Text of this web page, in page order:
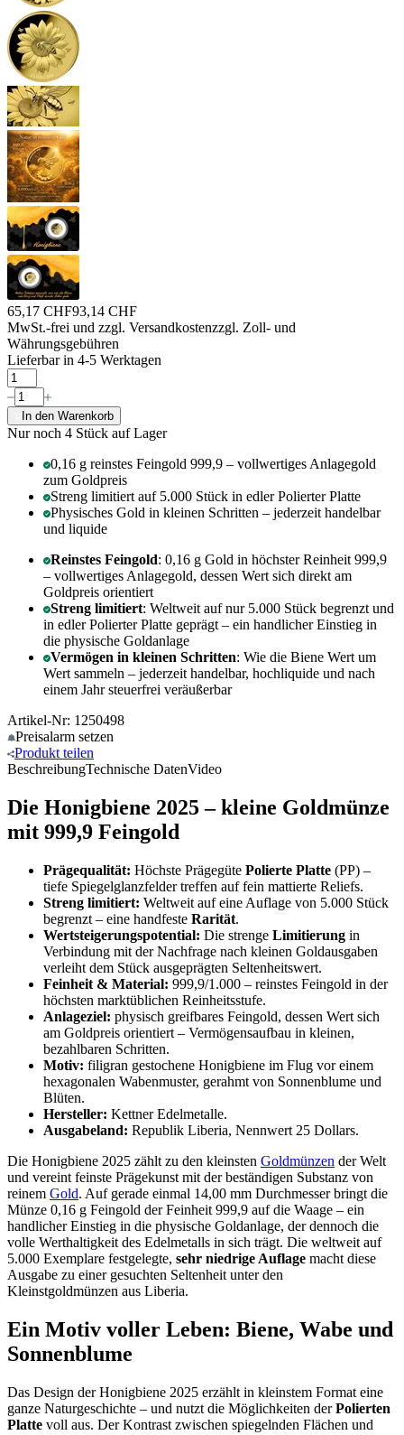
65,17 CHF93,14 CHF
MwSt.-frei und zzgl. Versandkostenzzgl. Zoll- und
Währungsgebühren
Lieferbar in 4-5 Werktagen
In den Warenkorb
Nur noch 4 Stück auf Lager
0,16 g reinstes Feingold 999,9 – vollwertiges Anlagegold
zum Goldpreis
Streng limitiert auf 5.000 Stück in edler Polierter Platte
Physisches Gold in kleinen Schritten – jederzeit handelbar
und liquide
Reinstes Feingold: 0,16 g Gold in höchster Reinheit 999,9
– vollwertiges Anlagegold, dessen Wert sich direkt am
Goldpreis orientiert
Streng limitiert: Weltweit auf nur 5.000 Stück begrenzt und
in edler Polierter Platte geprägt – ein handlicher Einstieg in
die physische Goldanlage
Vermögen in kleinen Schritten: Wie die Biene Wert um
Wert sammeln – jederzeit handelbar, hochliquide und nach
einem Jahr steuerfrei veräußerbar
Artikel-Nr: 1250498
Preisalarm setzen
Produkt teilen
BeschreibungTechnische DatenVideo
Die Honigbiene 2025 – kleine Goldmünze
mit 999,9 Feingold
Prägequalität: Höchste Prägegüte Polierte Platte (PP) –
tiefe Spiegelglanzfelder treffen auf fein mattierte Reliefs.
Streng limitiert: Weltweit auf eine Auflage von 5.000 Stück
begrenzt – eine handfeste Rarität.
Wertsteigerungspotential: Die strenge Limitierung in
Verbindung mit der Nachfrage nach kleinen Goldausgaben
verleiht dem Stück ausgeprägten Seltenheitswert.
Feinheit & Material: 999,9/1.000 – reinstes Feingold in der
höchsten marktüblichen Reinheitsstufe.
Anlageziel: physisch greifbares Feingold, dessen Wert sich
am Goldpreis orientiert – Vermögensaufbau in kleinen,
bezahlbaren Schritten.
Motiv: filigran gestochene Honigbiene im Flug vor einem
hexagonalen Wabenmuster, gerahmt von Sonnenblume und
Blüten.
Hersteller: Kettner Edelmetalle.
Ausgabeland: Republik Liberia, Nennwert 25 Dollars.
Die Honigbiene 2025 zählt zu den kleinsten Goldmünzen der Welt
und vereint feinste Prägekunst mit der beständigen Substanz von
reinem Gold. Auf gerade einmal 14,00 mm Durchmesser bringt die
Münze 0,16 g Feingold der Feinheit 999,9 auf die Waage – ein
handlicher Einstieg in die physische Goldanlage, der dennoch die
volle Werthaltigkeit des Edelmetalls in sich trägt. Die weltweit auf
5.000 Exemplare festgelegte, sehr niedrige Auflage macht diese
Ausgabe zu einer gesuchten Seltenheit unter den
Kleinstgoldmünzen aus Liberia.
Ein Motiv voller Leben: Biene, Wabe und
Sonnenblume
Das Design der Honigbiene 2025 erzählt in kleinstem Format eine
ganze Naturgeschichte – und nutzt die Möglichkeiten derPolierten
Platte voll aus. Der Kontrast zwischen spiegelnden Flächen und